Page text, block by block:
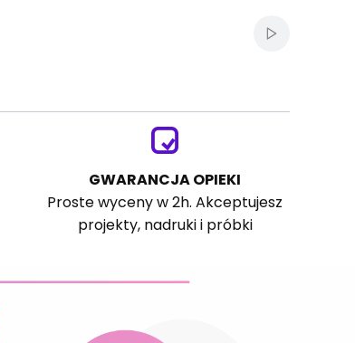
Włącz
GWARANCJA OPIEKI
Proste wyceny w 2h. Akceptujesz
projekty, nadruki i próbki